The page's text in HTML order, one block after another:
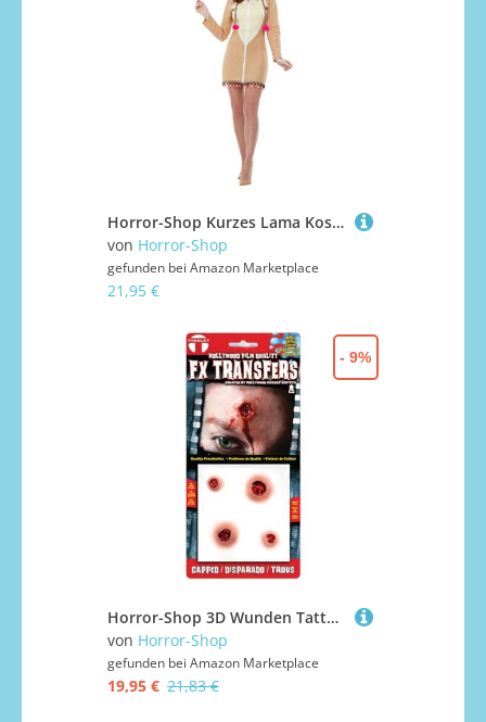
Horror-Shop Kurzes Lama Kostüm Kleid für Erwachsene zu Karneval und Halloween M
von Horror-Shop
gefunden bei Amazon Marketplace
21,95 €
Horror-Shop 3D Wunden Tattoos Schusswunde
von Horror-Shop
gefunden bei Amazon Marketplace
19,95 € 21,83 €
- 9%